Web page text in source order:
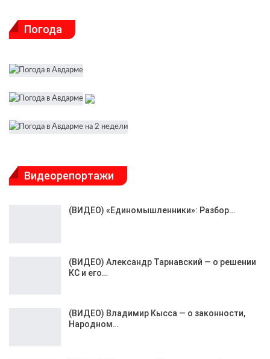
Погода
Видеорепортажи
(ВИДЕО) «Единомышленники»: Разбор…
(ВИДЕО) Александр Тарнавский — о решении
КС и его…
(ВИДЕО) Владимир Кысса — о законности,
Народном…